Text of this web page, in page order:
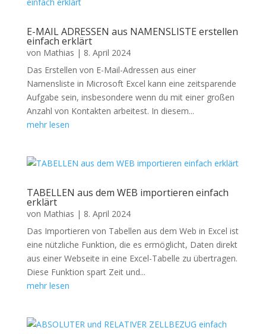
E-MAIL ADRESSEN aus NAMENSLISTE erstellen
einfach erklärt
von Mathias | 8. April 2024
Das Erstellen von E-Mail-Adressen aus einer
Namensliste in Microsoft Excel kann eine zeitsparende
Aufgabe sein, insbesondere wenn du mit einer großen
Anzahl von Kontakten arbeitest. In diesem...
mehr lesen
TABELLEN aus dem WEB importieren einfach
erklärt
von Mathias | 8. April 2024
Das Importieren von Tabellen aus dem Web in Excel ist
eine nützliche Funktion, die es ermöglicht, Daten direkt
aus einer Webseite in eine Excel-Tabelle zu übertragen.
Diese Funktion spart Zeit und...
mehr lesen